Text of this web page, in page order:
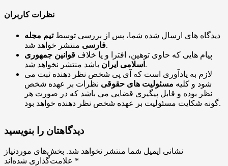
نظرات کاربران
دیدگاه های ارسال شده شما، پس از بررسی توسطتیم مجله
فارسیمنتشر خواهد شد.
پیام هایی که حاوی توهین، افترا و یا خلاف قوانین جمهوری
اسلامی ایران باشد منتشر نخواهد شد.
لازم به یادآوری است که آی پی شخص نظر دهنده ثبت می
شود و کلیه مسئولیت های حقوقی نظرات بر عهده شخص
نظر بوده و قابل پیگیری قضایی می باشد که در صورت هر
گونه شکایت مسئولیت بر عهده شخص نظر دهنده خواهد بود.
دیدگاهتان را بنویسید
نشانی ایمیل شما منتشر نخواهد شد. بخش‌های موردنیاز
*